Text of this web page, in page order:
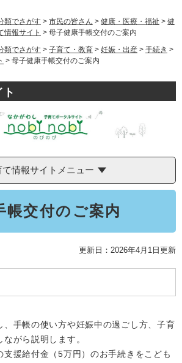
し
年金
福祉
・活動する
所
者の皆さん
ーザル・契約情報
請・届出
・就農）
にお住まいの方
要
手続き
類でさがす > 市民の皆さん > 健康・医療・福祉 > 健
情報サイト > 母子健康手帳交付のご案内
類でさがす > 子育て・教育 > 妊娠・出産 > 手続き >
> 母子健康手帳交付のご案内
て情報サイトメニュー
帳交付のご案内
更新日：2026年4月1日更新
、手帳の使い方や妊娠中の過ごし方、子育
がら説明します。
支援給付金（5万円）のお手続きをこども